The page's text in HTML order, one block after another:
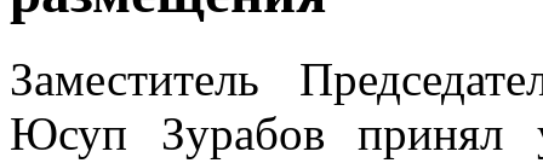
Заместитель
Юсуп Зурабов принял